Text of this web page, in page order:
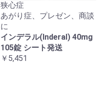
狭心症
あがり症、プレゼン、商談
に
インデラル(Inderal) 40mg
105錠 シート発送
￥5,451